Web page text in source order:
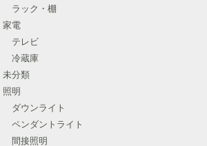
ラック・棚
家電
テレビ
冷蔵庫
未分類
照明
ダウンライト
ペンダントライト
間接照明